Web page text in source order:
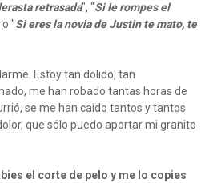
retrasada", "Si le rompes el
o "Si eres la novia de Justin te mato, te
Estoy tan dolido, tan
me han robado tantas horas de
se me han caído tantos y tantos
que sólo puedo aportar mi granito
el corte de pelo y me lo copies